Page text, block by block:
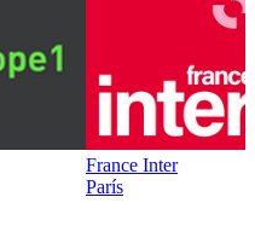
France Inter
París